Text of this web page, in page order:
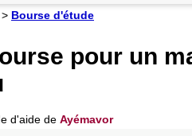
> Bourse d'étude
pour un
d'aide de Ayémavor